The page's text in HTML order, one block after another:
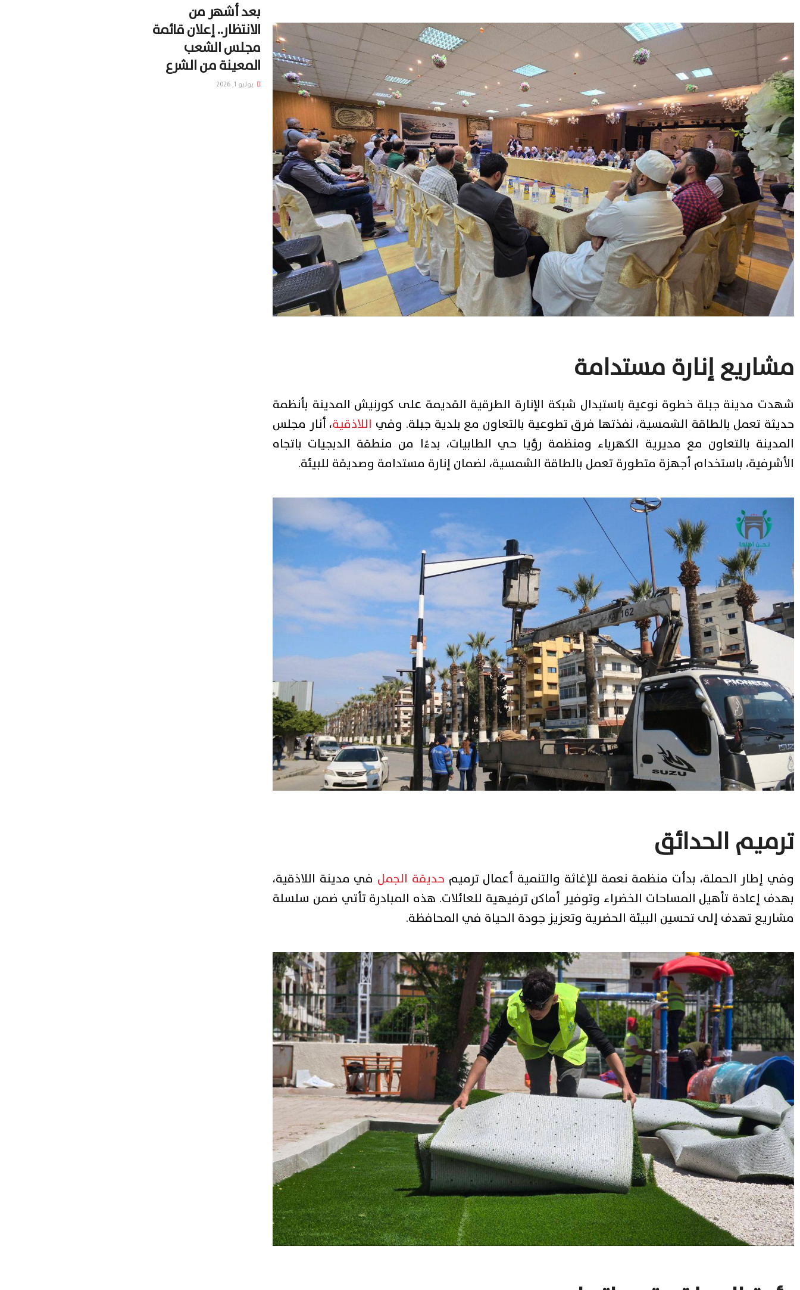
مشاريع إنارة مستدامة
شهدت مدينة جبلة خطوة نوعية باستبدال شبكة الإنارة الطرقية القديمة على كورنيش المدينة بأنظمة
حديثة تعمل بالطاقة الشمسية، نفذتها فرق تطوعية بالتعاون مع بلدية جبلة. وفي اللاذقية، أنار مجلس
المدينة بالتعاون مع مديرية الكهرباء ومنظمة رؤيا حي الطابيات، بدءًا من منطقة الدبجيات باتجاه
الأشرفية، باستخدام أجهزة متطورة تعمل بالطاقة الشمسية، لضمان إنارة مستدامة وصديقة للبيئة.
ترميم الحدائق
وفي إطار الحملة، بدأت منظمة نعمة للإغاثة والتنمية أعمال ترميم حديقة الجمل في مدينة اللاذقية،
بهدف إعادة تأهيل المساحات الخضراء وتوفير أماكن ترفيهية للعائلات. هذه المبادرة تأتي ضمن سلسلة
مشاريع تهدف إلى تحسين البيئة الحضرية وتعزيز جودة الحياة في المحافظة.
بعد أشهر من
الانتظار.. إعلان قائمة
مجلس الشعب
المعينة من الشرع
يوليو 1, 2026